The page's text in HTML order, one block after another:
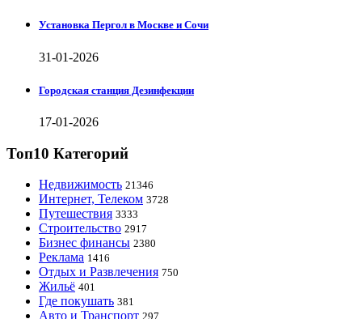
Установка Пергол в Москве и Сочи
31-01-2026
Городская станция Дезинфекции
17-01-2026
Топ10 Категорий
Недвижимость 21346
Интернет, Телеком 3728
Путешествия 3333
Строительство 2917
Бизнес финансы 2380
Реклама 1416
Отдых и Развлечения 750
Жильё 401
Где покушать 381
Авто и Транспорт 297